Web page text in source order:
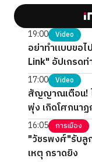
19:00 Video
อย่าทำแบบขอไ
Link" อัปเกรดท่
17:00 Video
สัญญาณเตือน!
พุ่ง เกิดโศกนา
16:05 การเมือง
"วัชรพงศ์"รับลู
เหตุ กราดยิง